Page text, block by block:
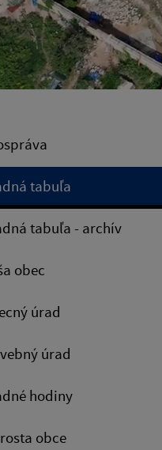
tabuľa
tabuľa - archív
obec
úrad
úrad
hodiny
obce